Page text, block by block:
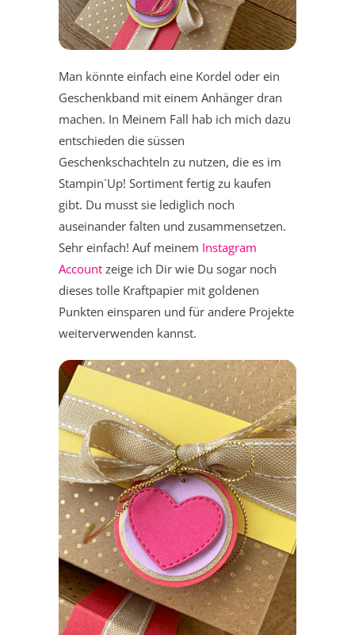
Man könnte einfach eine Kordel oder ein
Geschenkband mit einem Anhänger dran
machen. In Meinem Fall hab ich mich dazu
entschieden die süssen
Geschenkschachteln zu nutzen, die es im
Stampin`Up! Sortiment fertig zu kaufen
gibt. Du musst sie lediglich noch
auseinander falten und zusammensetzen.
Sehr einfach! Auf meinem Instagram
Account zeige ich Dir wie Du sogar noch
dieses tolle Kraftpapier mit goldenen
Punkten einsparen und für andere Projekte
weiterverwenden kannst.